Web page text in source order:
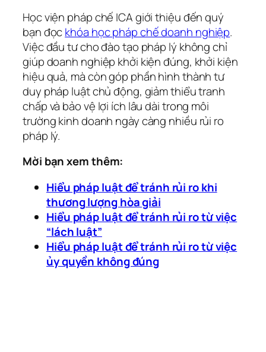
Học viện pháp chế ICA giới thiệu đến quý
bạn đọckhóa học pháp chế doanh nghiệp.
Việc đầu tư cho đào tạo pháp lý không chỉ
giúp doanh nghiệp khởi kiện đúng, khởi kiện
hiệu quả, mà còn góp phần hình thành tư
duy pháp luật chủ động, giảm thiểu tranh
chấp và bảo vệ lợi ích lâu dài trong môi
trường kinh doanh ngày càng nhiều rủi ro
pháp lý.
Mời bạn xem thêm:
Hiểu pháp luật để tránh rủi ro khi
thương lượng hòa giải
Hiểu pháp luật để tránh rủi ro từ việc
“lách luật”
Hiểu pháp luật để tránh rủi ro từ việc
ủy quyền không đúng